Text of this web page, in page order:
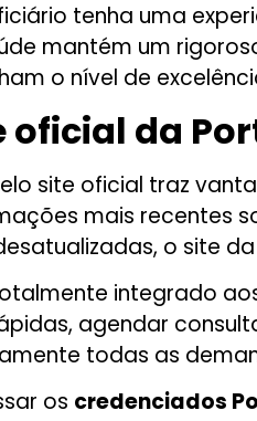
tenha uma
mantém um
o nível de
da
site oficial traz
mais recentes
o site
integrado
agendar
todas as
os credenciados